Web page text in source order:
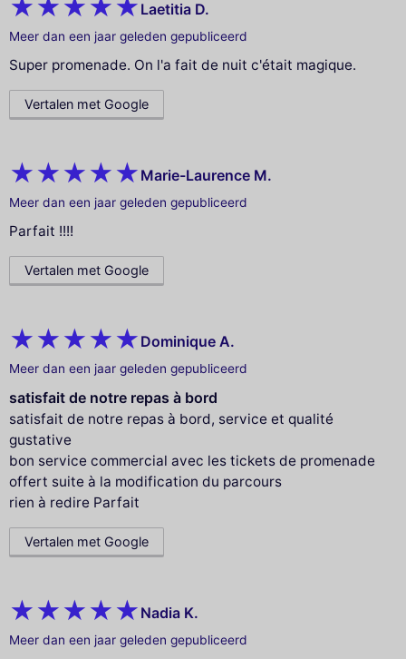
Laetitia D.
Meer dan een jaar geleden gepubliceerd
Super promenade. On l'a fait de nuit c'était magique.
Vertalen met Google
Marie-Laurence M.
Meer dan een jaar geleden gepubliceerd
Parfait !!!!
Vertalen met Google
Dominique A.
Meer dan een jaar geleden gepubliceerd
satisfait de notre repas à bord
satisfait de notre repas à bord, service et qualité
gustative
bon service commercial avec les tickets de promenade
offert suite à la modification du parcours
rien à redire Parfait
Vertalen met Google
Nadia K.
Meer dan een jaar geleden gepubliceerd